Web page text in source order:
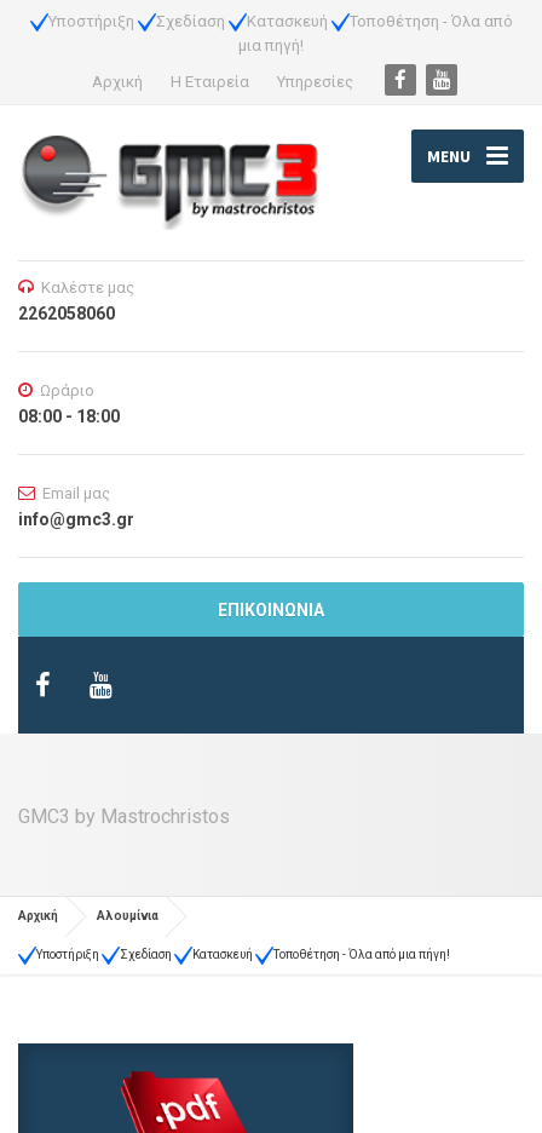
Υποστήριξη Σχεδίαση Κατασκευή
Τοποθέτηση - Όλα από
μια πηγή!
Αρχική
Η Εταιρεία Υπηρεσίες
MENU
Καλέστε μας
2262058060
Ωράριο
08:00 - 18:00
Email μας
info@gmc3.gr
ΕΠΙΚΟΙΝΩΝΙΑ
GMC3 by Mastrochristos
Αρχική Αλουμίνια
Υποστήριξη Σχεδίαση Κατασκευή Τοποθέτηση - Όλα από μια πήγη!